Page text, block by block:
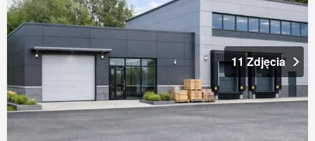
11 Zdjęcia